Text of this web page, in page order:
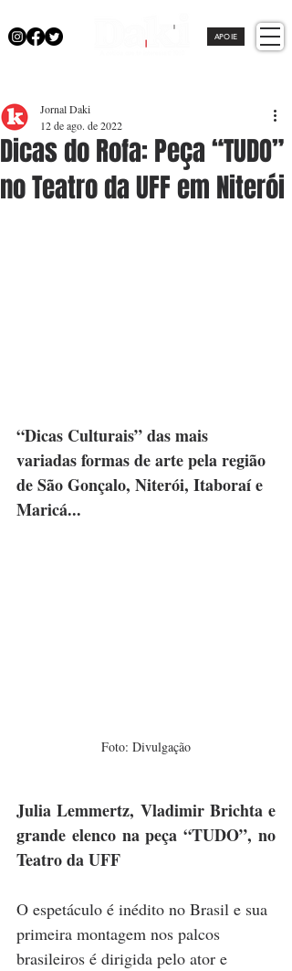
APOIE
Dicas do Rofa: Peça “TUDO”
no Teatro da UFF em Niterói
Jornal Daki
12 de ago. de 2022
“Dicas Culturais” das mais
variadas formas de arte pela região
de São Gonçalo, Niterói, Itaboraí e
Maricá...
Foto: Divulgação
Julia Lemmertz, Vladimir Brichta e
grande elenco na peça “TUDO”, no
Teatro da UFF
O espetáculo é inédito no Brasil e sua
primeira montagem nos palcos
brasileiros é dirigida pelo ator e